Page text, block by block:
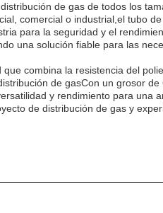
de gas de todos los
comercial o industrial,el tubo
para la seguridad y el
una solución fiable para las
combina la resistencia del
de gasCon un grosor
y rendimiento para una
de distribución de gas y